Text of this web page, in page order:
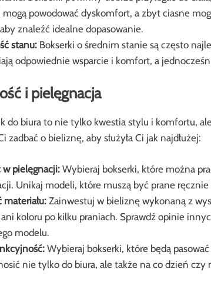
mogą powodować dyskomfort, a zbyt ciasne
znaleźć idealne dopasowanie.
stanu:Bokserki o średnim stanie są często
odpowiednie wsparcie i komfort, a
i pielęgnacja
do biura to nie tylko kwestia stylu i komfortu,
zadbać o bieliznę, aby służyła Ci jak najdłużej:
w pielęgnacji:Wybieraj bokserki, które można
Unikaj modeli, które muszą być prane ręcznie
materiału:Zainwestuj w bieliznę wykonaną z
ani koloru po kilku praniach. Sprawdź opinie
modelu.
Wybieraj bokserki, które będą
nie tylko do biura, ale także na co dzień czy